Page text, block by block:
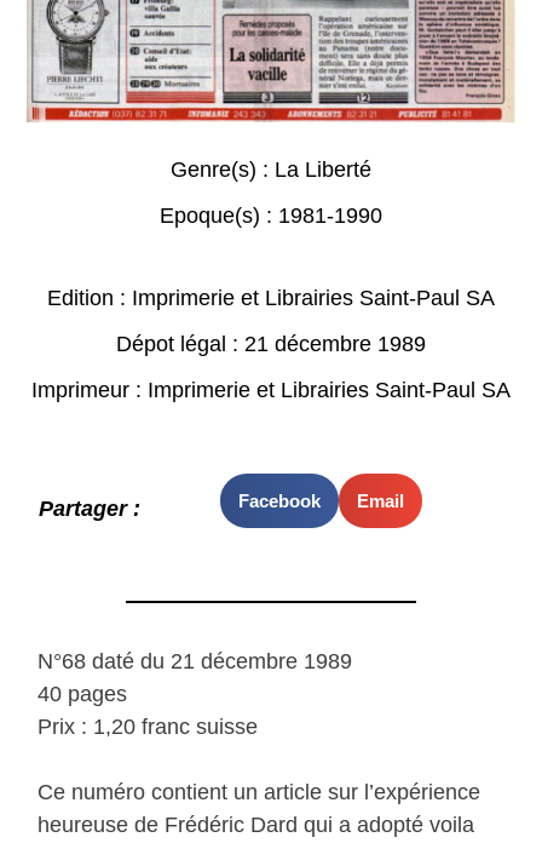
Genre(s) : La Liberté
Epoque(s) : 1981-1990
Edition : Imprimerie et Librairies Saint-Paul SA
Dépot légal : 21 décembre 1989
Imprimeur : Imprimerie et Librairies Saint-Paul SA
Partager : Facebook Email
N°68 daté du 21 décembre 1989
40 pages
Prix : 1,20 franc suisse
Ce numéro contient un article sur l’expérience
heureuse de Frédéric Dard qui a adopté voila